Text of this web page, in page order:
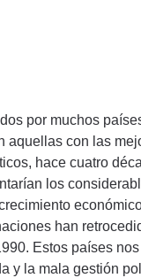
por muchos
aquellas con las
hace cuatro
los
han
Estos países
y la mala gestión